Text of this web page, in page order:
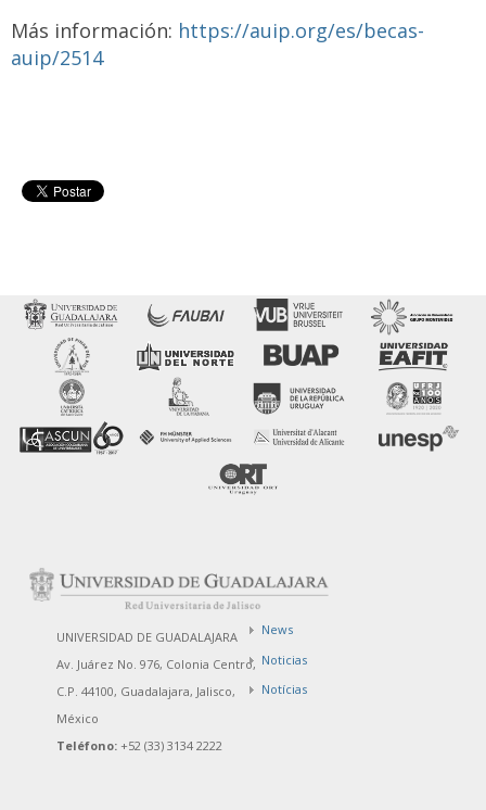
Más información: https://auip.org/es/becas-
auip/2514
UNIVERSIDAD DE GUADALAJARA
Av. Juárez No. 976, Colonia Centro,
C.P. 44100, Guadalajara, Jalisco,
México
Teléfono: +52 (33) 3134 2222
News
Noticias
Notícias